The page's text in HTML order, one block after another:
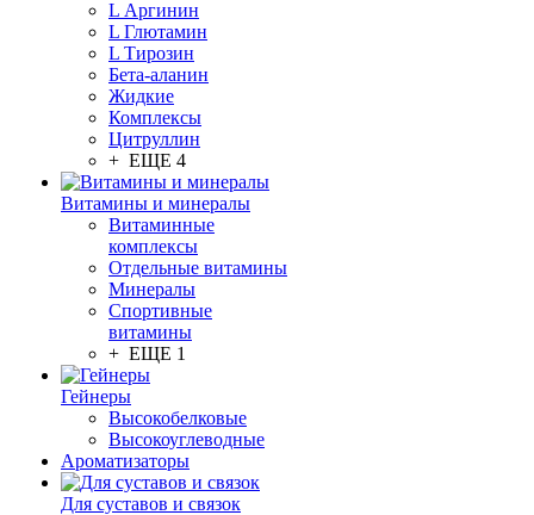
L Аргинин
L Глютамин
L Тирозин
Бета-аланин
Жидкие
Комплексы
Цитруллин
+ ЕЩЕ 4
Витамины и минералы
Витаминные
комплексы
Отдельные витамины
Минералы
Спортивные
витамины
+ ЕЩЕ 1
Гейнеры
Высокобелковые
Высокоуглеводные
Ароматизаторы
Для суставов и связок